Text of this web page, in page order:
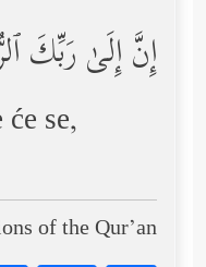
إِنَّ إِلَىٰ رَبِّكَ
se,
of the Qur’an: